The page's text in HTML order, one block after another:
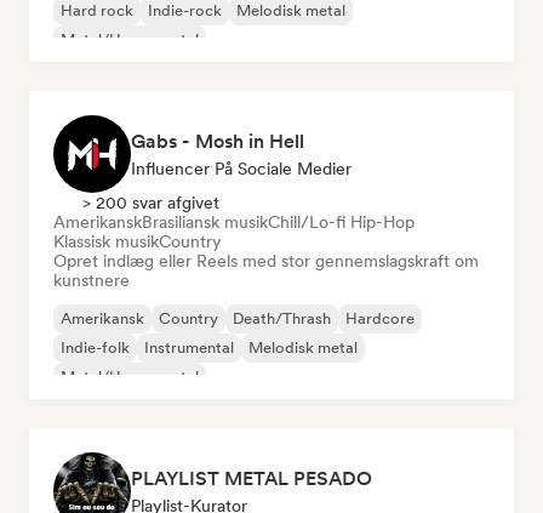
Hard rock
Indie-rock
Melodisk metal
Metal/Heavy metal
Gabs - Mosh in Hell
Influencer På Sociale Medier
> 200 svar afgivet
AmerikanskBrasiliansk musikChill/Lo-fi Hip-Hop
Klassisk musikCountry
Opret indlæg eller Reels med stor gennemslagskraft om
kunstnere
Amerikansk Country Death/Thrash
Hardcore
Indie-folk
Instrumental
Melodisk metal
Metal/Heavy metal
PLAYLIST METAL PESADO
Playlist-Kurator